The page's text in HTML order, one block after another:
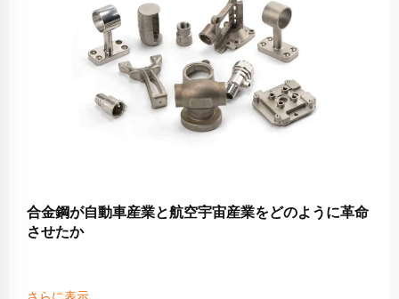
合金鋼が自動車産業と航空宇宙産業をどのように革命
させたか